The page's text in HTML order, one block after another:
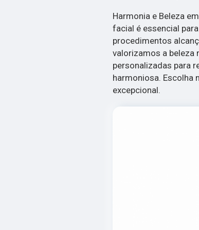
Harmonia e Beleza
facial é essencial
procedimentos
valorizamos a beleza
personalizadas para
harmoniosa. Escolha
excepcional.